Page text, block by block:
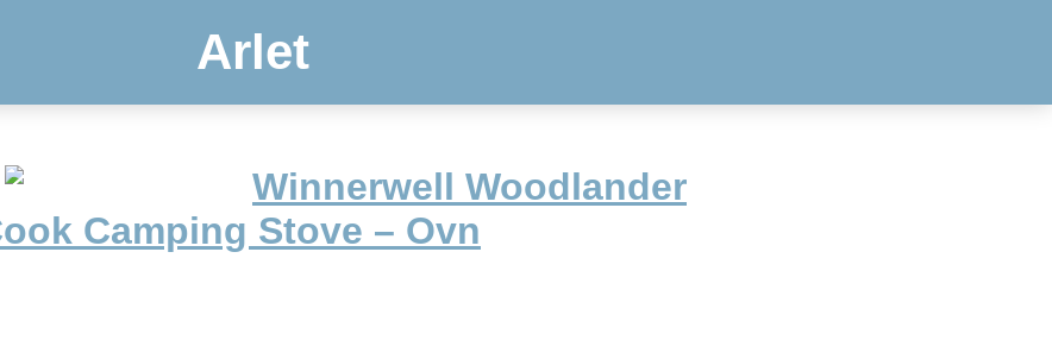
Arlet
Winnerwell Woodlander
Camping Stove – Ovn